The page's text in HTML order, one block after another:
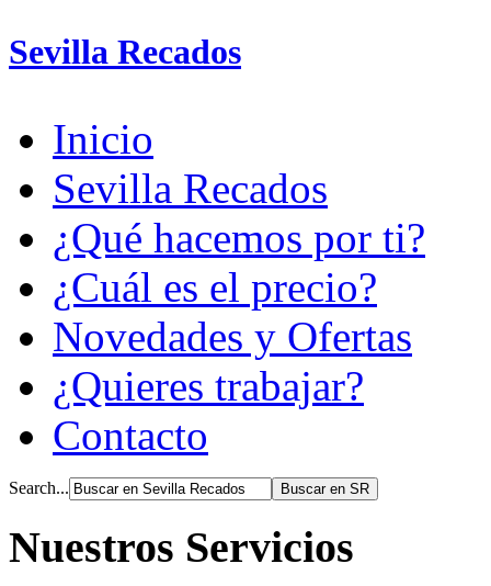
Sevilla Recados
Inicio
Sevilla Recados
¿Qué hacemos por ti?
¿Cuál es el precio?
Novedades y Ofertas
¿Quieres trabajar?
Contacto
Search...
Nuestros Servicios